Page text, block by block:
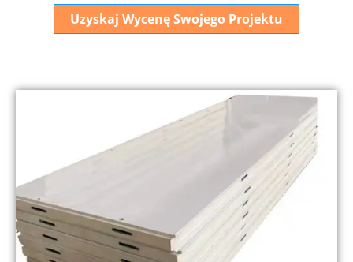
Uzyskaj Wycenę Swojego Projektu